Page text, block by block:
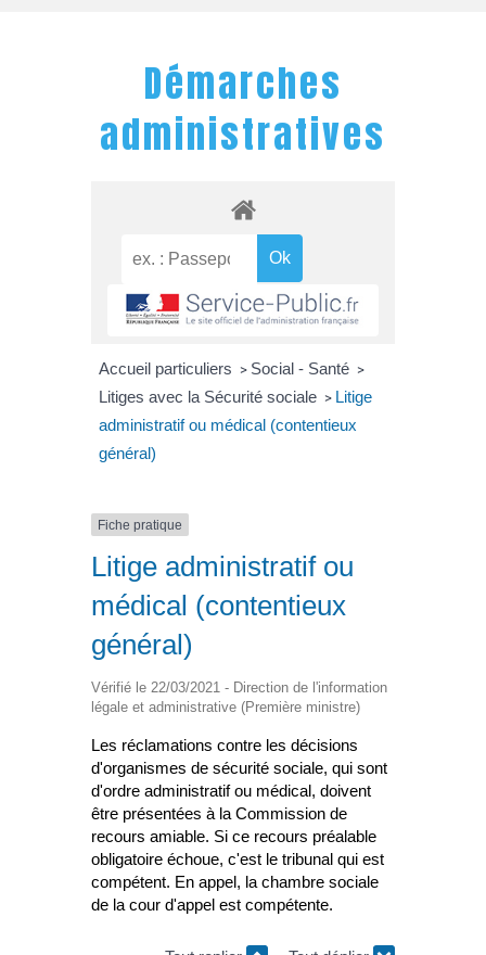
Démarches
administratives
Accueil particuliers > Social - Santé >
Litiges avec la Sécurité sociale > Litige
administratif ou médical (contentieux
général)
Fiche pratique
Litige administratif ou
médical (contentieux
général)
Vérifié le 22/03/2021 - Direction de l'information
légale et administrative (Première ministre)
Les réclamations contre les décisions
d'organismes de sécurité sociale, qui sont
d'ordre administratif ou médical, doivent
être présentées à la Commission de
recours amiable. Si ce recours préalable
obligatoire échoue, c'est le tribunal qui est
compétent. En appel, la chambre sociale
de la cour d'appel est compétente.